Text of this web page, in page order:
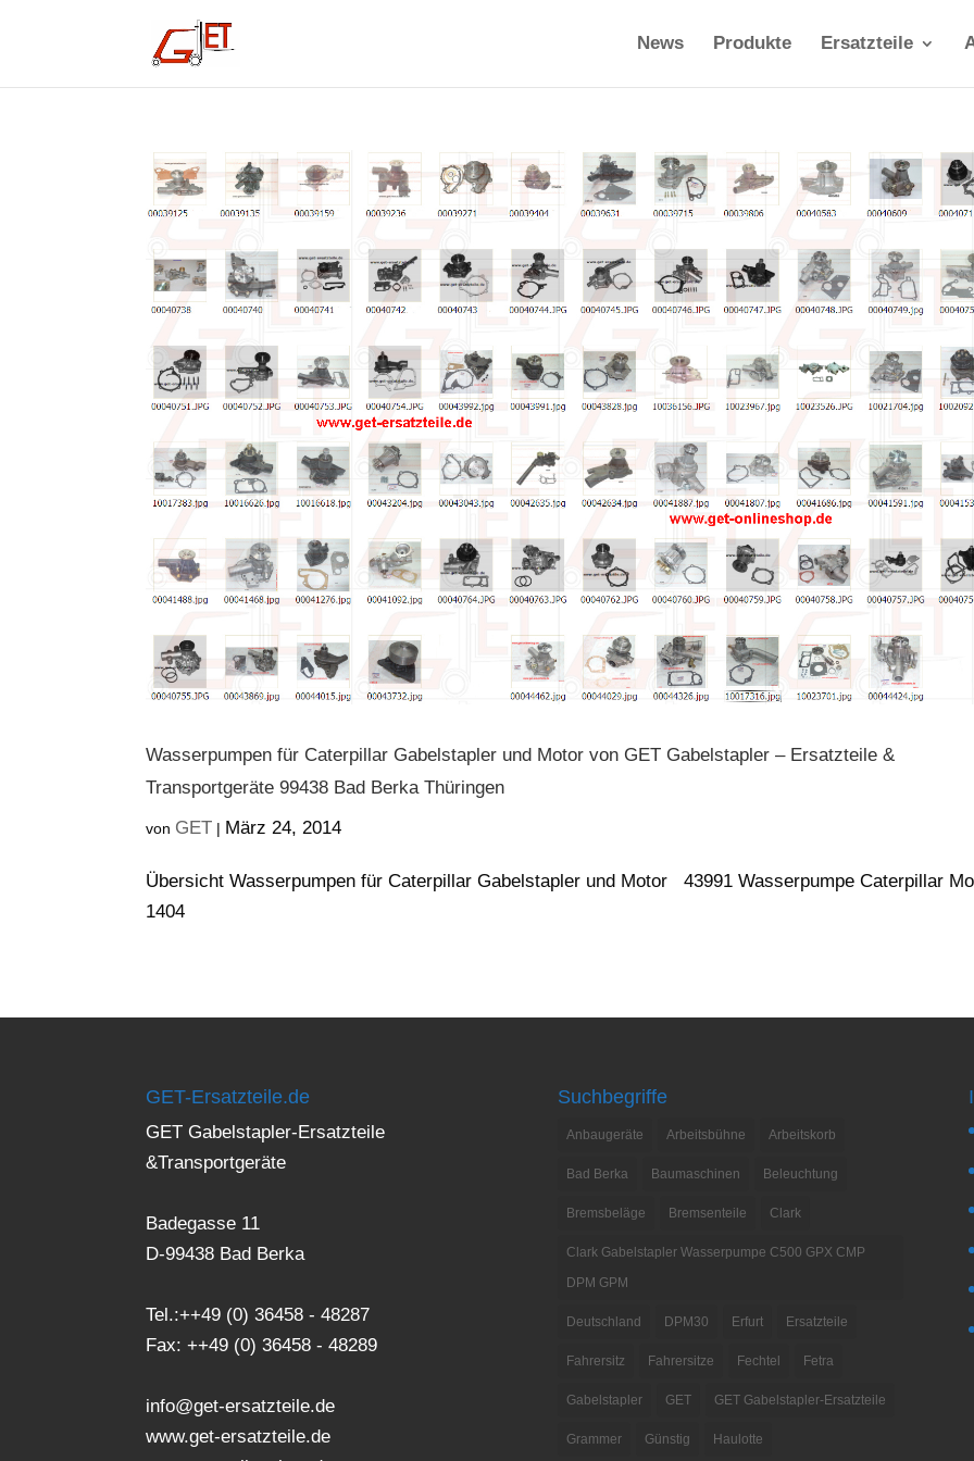
News Produkte Ersatzteile
Wasserpumpen für Caterpillar Gabelstapler und Motor von GET Gabelstapler – Ersatzteile &
Transportgeräte 99438 Bad Berka Thüringen
von GET | März 24, 2014
Übersicht Wasserpumpen für Caterpillar Gabelstapler und Motor 43991 Wasserpumpe Caterpillar
1404
GET-Ersatzteile.de
GET Gabelstapler-Ersatzteile
&Transportgeräte
Badegasse 11
D-99438 Bad Berka
Tel.:++49 (0) 36458 - 48287
Fax: ++49 (0) 36458 - 48289
info@get-ersatzteile.de
www.get-ersatzteile.de
Suchbegriffe
Anbaugeräte Arbeitsbühne Arbeitskorb
Bad Berka Baumaschinen Beleuchtung
Bremsbeläge Bremsenteile Clark
Clark Gabelstapler Wasserpumpe C500 GPX CMP
DPM GPM
Deutschland DPM30 Erfurt Ersatzteile
Fahrersitz Fahrersitze Fechtel Fetra
Gabelstapler GET GET Gabelstapler-Ersatzteile
Grammer Günstig Haulotte